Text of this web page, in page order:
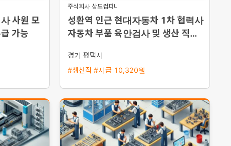
사원 모
가능
주식회사 상도컴퍼니
성환역 인근 현대자동차 1차 협력사
자동차 부품 육안검사 및 생산 직원
경기 평택시
#생산직 #시급 10,320원